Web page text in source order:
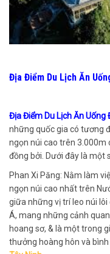
Địa Điểm Du Lịch Ăn
Địa Điểm Du Lịch Ăn Uống
những quốc gia có tương
ngọn núi cao trên 3.000m
đồng bởi. Dưới đây là một
Phan Xi Păng: Nằm làm
ngọn núi cao nhất trên
giữa những vị trí leo núi
Á, mang những cảnh
hoang sơ, & là một trong
thưởng hoàng hôn và bình